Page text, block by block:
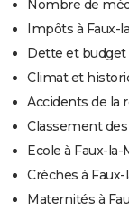
Nombre de
Impôts à Faux-
Dette et budget
Climat et
Accidents de la
Classement
Ecole à Faux-
Crèches à
Maternités à